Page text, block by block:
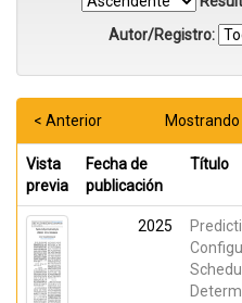
Autor/Registro:
< Anterior
Vista
previa
Fecha de
publicación
Título
2025